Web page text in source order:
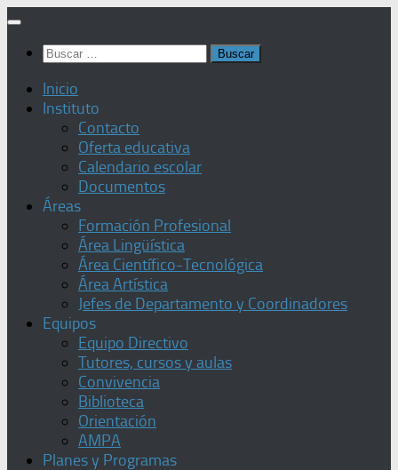
Saltar
contenido
Buscar:
Inicio
Instituto
Contacto
Oferta educativa
Calendario escolar
Documentos
Áreas
Formación Profesional
Área Lingüística
Área Científico-Tecnológica
Área Artística
Jefes de Departamento y Coordinadores
Equipos
Equipo Directivo
Tutores, cursos y aulas
Convivencia
Biblioteca
Orientación
AMPA
Planes y Programas